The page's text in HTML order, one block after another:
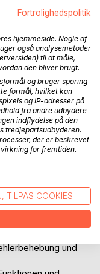
Marken
IEC 61131 Teil 3:
kann geringfügig
grundlegende
und
Erfahrung
basieren.
ST-
ARRAY,
und
Fortrolighedspolitik
hjemmeside. Nogle af
også analysemetoder
til at måle,
den bliver brugt.
og bruger sporing
formål, hvilket kan
og IP-adresser på
fra andre udbydere
indflydelse på den
tredjepartsudbyderen.
der er beskrevet
for fremtiden.
TILPAS COOKIES